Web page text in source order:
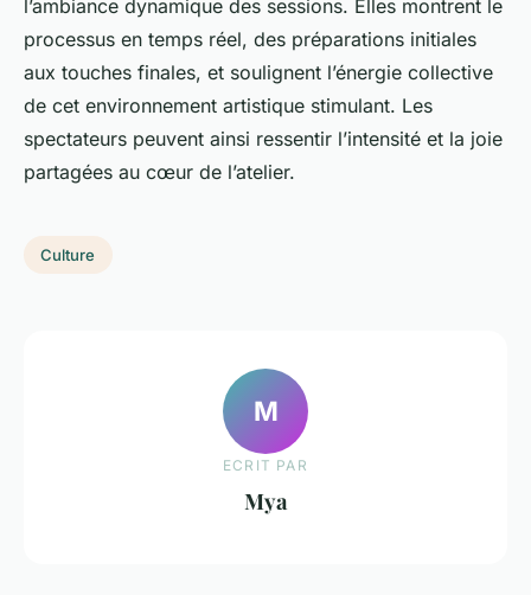
l’ambiance dynamique des sessions. Elles montrent le
processus en temps réel, des préparations initiales
aux touches finales, et soulignent l’énergie collective
de cet environnement artistique stimulant. Les
spectateurs peuvent ainsi ressentir l’intensité et la joie
partagées au cœur de l’atelier.
Culture
M
ECRIT PAR
Mya